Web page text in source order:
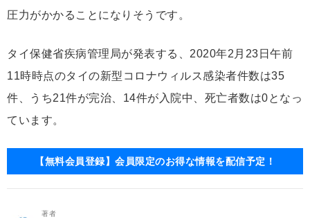
圧力がかかることになりそうです。
タイ保健省疾病管理局が発表する、2020年2月23日午前
11時時点のタイの新型コロナウィルス感染者件数は35
件、うち21件が完治、14件が入院中、死亡者数は0となっ
ています。
【無料会員登録】会員限定のお得な情報を配信予定！
著者